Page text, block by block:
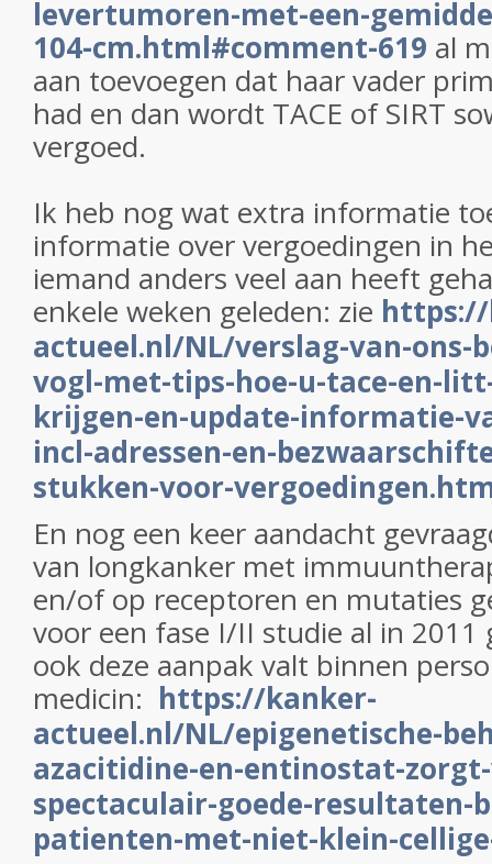
levertumoren-met-een-
104-cm.html#comment-619 al
aan toevoegen dat haar vader
had en dan wordt TACE of SIRT
vergoed.
Ik heb nog wat extra informatie
informatie over vergoedingen in
iemand anders veel aan heeft
enkele weken geleden: zie
actueel.nl/NL/verslag-van-ons-
vogl-met-tips-hoe-u-tace-en-
krijgen-en-update-informatie-
incl-adressen-en-
stukken-voor-
En nog een keer aandacht
van longkanker met
en/of op receptoren en mutaties
voor een fase I/II studie al in 2011
ook deze aanpak valt binnen
medicin: https://kanker-
actueel.nl/NL/epigenetische-
azacitidine-en-entinostat-
spectaculair-goede-resultaten-
patienten-met-niet-klein-